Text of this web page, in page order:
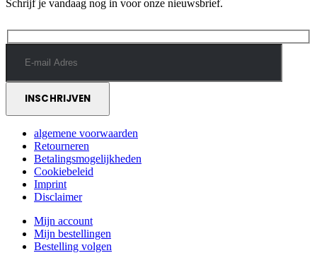
Schrijf je vandaag nog in voor onze nieuwsbrief.
algemene voorwaarden
Retourneren
Betalingsmogelijkheden
Cookiebeleid
Imprint
Disclaimer
Mijn account
Mijn bestellingen
Bestelling volgen